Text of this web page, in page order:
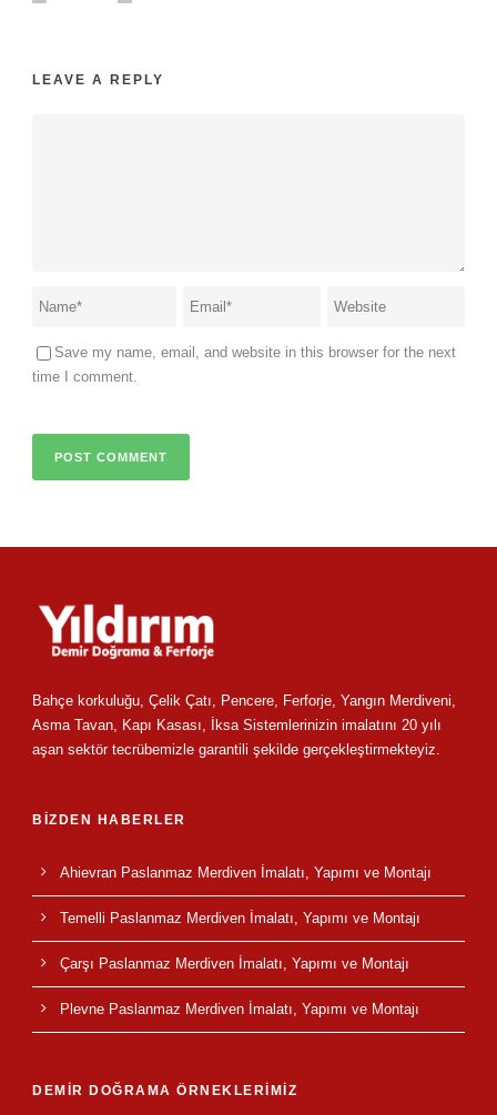
LEAVE A REPLY
Save my name, email, and website in this browser for the next
time I comment.
Bahçe korkuluğu, Çelik Çatı, Pencere, Ferforje, Yangın Merdiveni,
Asma Tavan, Kapı Kasası, İksa Sistemlerinizin imalatını 20 yılı
aşan sektör tecrübemizle garantili şekilde gerçekleştirmekteyiz.
BİZDEN HABERLER
Ahievran Paslanmaz Merdiven İmalatı, Yapımı ve Montajı
Temelli Paslanmaz Merdiven İmalatı, Yapımı ve Montajı
Çarşı Paslanmaz Merdiven İmalatı, Yapımı ve Montajı
Plevne Paslanmaz Merdiven İmalatı, Yapımı ve Montajı
DEMİR DOĞRAMA ÖRNEKLERİMİZ